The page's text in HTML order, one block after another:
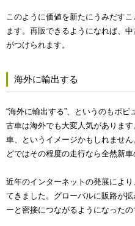
このように価値を新たにうみだす
ます。再販できるようになれば、
がつけられます。
海外に輸出する
“海外に輸出する”、というのもポ
古車は海外でも大変人気がありま
車、というイメージかもしれませ
どではその程度の走行なら全然新車
近年のインターネットの発展によ
てきました。グローバルに販路が
ーと密接につながるようになったの